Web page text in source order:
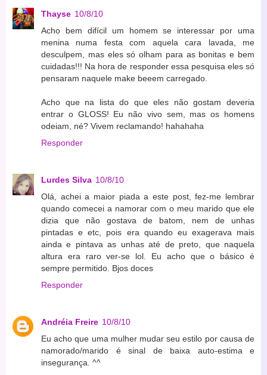
Thayse 10/8/10
Acho bem difícil um homem se interessar por uma
menina numa festa com aquela cara lavada, me
desculpem, mas eles só olham para as bonitas e bem
cuidadas!!! Na hora de responder essa pesquisa eles só
pensaram naquele make beeem carregado.
Acho que na lista do que eles não gostam deveria
entrar o GLOSS! Eu não vivo sem, mas os homens
odeiam, né? Vivem reclamando! hahahaha
Responder
Lurdes Silva 10/8/10
Olá, achei a maior piada a este post, fez-me lembrar
quando comecei a namorar com o meu marido que ele
dizia que não gostava de batom, nem de unhas
pintadas e etc, pois era quando eu exagerava mais
ainda e pintava as unhas até de preto, que naquela
altura era raro ver-se lol. Eu acho que o básico é
sempre permitido. Bjos doces
Responder
Andréia Freire 10/8/10
Eu acho que uma mulher mudar seu estilo por causa de
namorado/marido é sinal de baixa auto-estima e
insegurança. ^^